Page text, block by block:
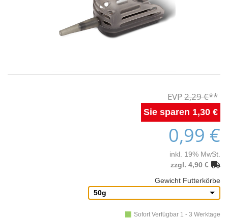
2,29 €
1,30 €
0,99 €
inkl. 19% MwSt.
zzgl. 4,90 €
Gewicht Futterkörbe
50g
Sofort Verfügbar 1 - 3 Werktage